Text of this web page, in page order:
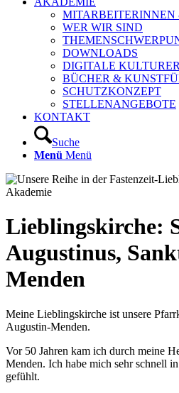
MITARBEITERINNEN
WER WIR SIND
DOWNLOADS
DIGITALE
BÜCHER &
SCHUTZKONZEPT
STELLENANGEBOTE
KONTAKT
Suche
Menü Menü
Lieblingskirche:
Augustinus,
Menden
Meine Lieblingskirche ist unsere
Augustin-Menden.
Vor 50 Jahren kam ich durch meine
Menden. Ich habe mich sehr schnell
gefühlt.